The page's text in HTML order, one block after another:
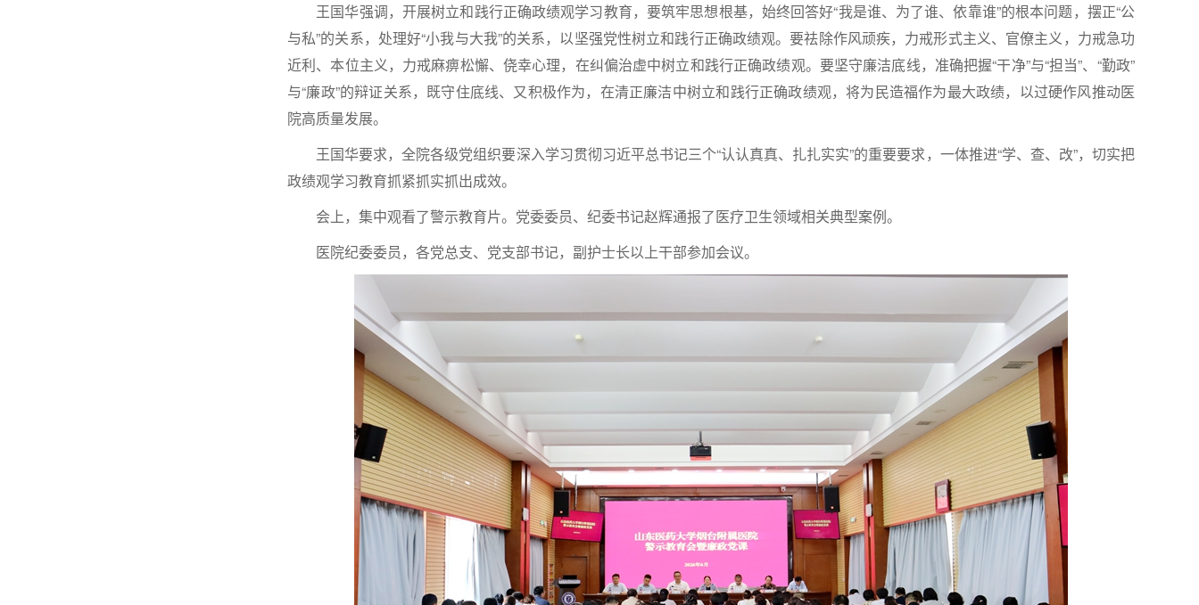
王国华强调，开展树立和践行正确政绩观学习教育，要筑牢思想根基，始终回答好“我是谁、为了谁、依靠谁”的根本问题，摆正“公
与私”的关系，处理好“小我与大我”的关系，以坚强党性树立和践行正确政绩观。要祛除作风顽疾，力戒形式主义、官僚主义，力戒急功
近利、本位主义，力戒麻痹松懈、侥幸心理，在纠偏治虚中树立和践行正确政绩观。要坚守廉洁底线，准确把握“干净”与“担当”、“勤政”
与“廉政”的辩证关系，既守住底线、又积极作为，在清正廉洁中树立和践行正确政绩观，将为民造福作为最大政绩，以过硬作风推动医
院高质量发展。
王国华要求，全院各级党组织要深入学习贯彻习近平总书记三个“认认真真、扎扎实实”的重要要求，一体推进“学、查、改”，切实把
政绩观学习教育抓紧抓实抓出成效。
会上，集中观看了警示教育片。党委委员、纪委书记赵辉通报了医疗卫生领域相关典型案例。
医院纪委委员，各党总支、党支部书记，副护士长以上干部参加会议。